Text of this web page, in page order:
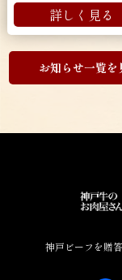
詳しく見る
お知らせ一覧を
神戸ビーフを贈